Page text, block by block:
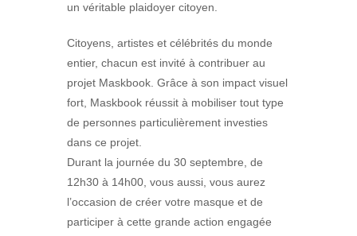
un véritable plaidoyer citoyen.
Citoyens, artistes et célébrités du monde
entier, chacun est invité à contribuer au
projet Maskbook. Grâce à son impact visuel
fort, Maskbook réussit à mobiliser tout type
de personnes particulièrement investies
dans ce projet.
Durant la journée du 30 septembre, de
12h30 à 14h00, vous aussi, vous aurez
l’occasion de créer votre masque et de
participer à cette grande action engagée